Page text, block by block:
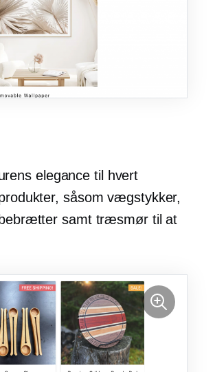
elegance til hvert
såsom vægstykker,
samt træsmør til at